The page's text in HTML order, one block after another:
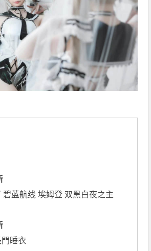
碧蓝航线 埃姆登 双黑白夜之主
睡衣